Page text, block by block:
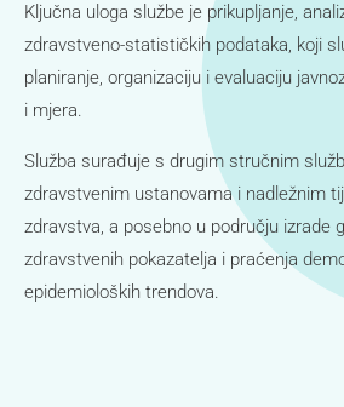
Ključna uloga službe je prikupljanje,
zdravstveno-statističkih podataka, koji
planiranje, organizaciju i evaluaciju
i mjera.
Služba surađuje s drugim stručnim
zdravstvenim ustanovama i nadležnim
zdravstva, a posebno u području izrade
zdravstvenih pokazatelja i praćenja
epidemioloških trendova.